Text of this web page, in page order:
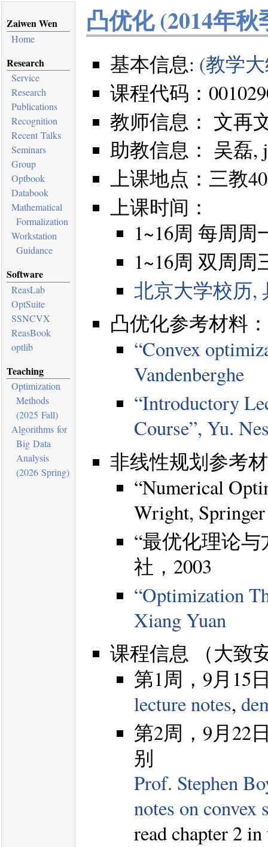
Zaiwen Wen
Home
Research
Service
Research
Publications
Recognition
Recent Talks
Seminars
Group
Optbook
Databook
Mathematical
Formalization
Workstation
Guidance
Software
ReasLab
OptSuite
SSNCVX
ReasBook
optlib
Teaching
Optimization
Methods
(2025 Fall)
Algorithms for
Big Data
Analysis
(2026 Spring)
凸优化 (2014年秋
基本信息: (教学
课程代码：
教师信息： 文再
助教信息： 吴磊,
上课地点：三教
上课时间：
1~16周 每周周
1~16周 双周周
北京大学校历,
凸优化参考材料：
“Convex
Vandenberghe
“Introductory
Course”, Yu.
非线性规划参考
“Numerical
Wright, Springer
“最优化理论
社，2003
“Optimization
Xiang Yuan
课程信息 （大致
第1周，9月15
lecture notes,
第2周，9月22
别
Prof. Stephen
notes on convex
read chapter 2